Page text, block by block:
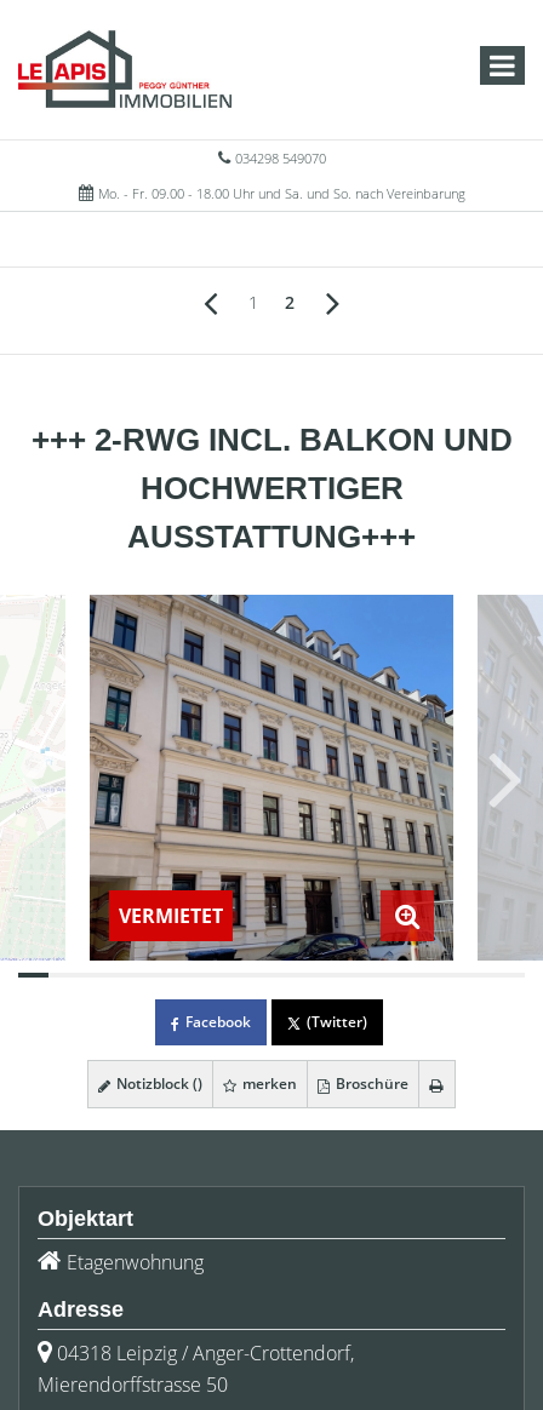
034298 549070
Mo. - Fr. 09.00 - 18.00 Uhr und Sa. und So. nach Vereinbarung
1 2
+++ 2-RWG INCL. BALKON UND
HOCHWERTIGER
AUSSTATTUNG+++
VERMIETET
Facebook (Twitter)
Notizblock () merken Broschüre
Objektart
Etagenwohnung
Adresse
04318 Leipzig / Anger-Crottendorf,
Mierendorffstrasse 50